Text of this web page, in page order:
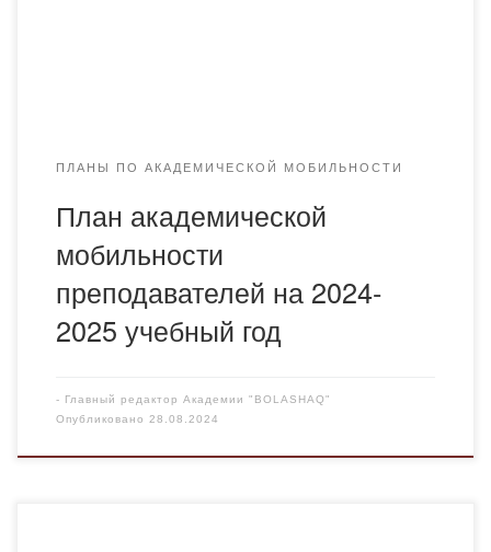
ПЛАНЫ ПО АКАДЕМИЧЕСКОЙ МОБИЛЬНОСТИ
План академической
мобильности
преподавателей на 2024-
2025 учебный год
- Главный редактор Академии "BOLASHAQ"
Опубликовано 28.08.2024